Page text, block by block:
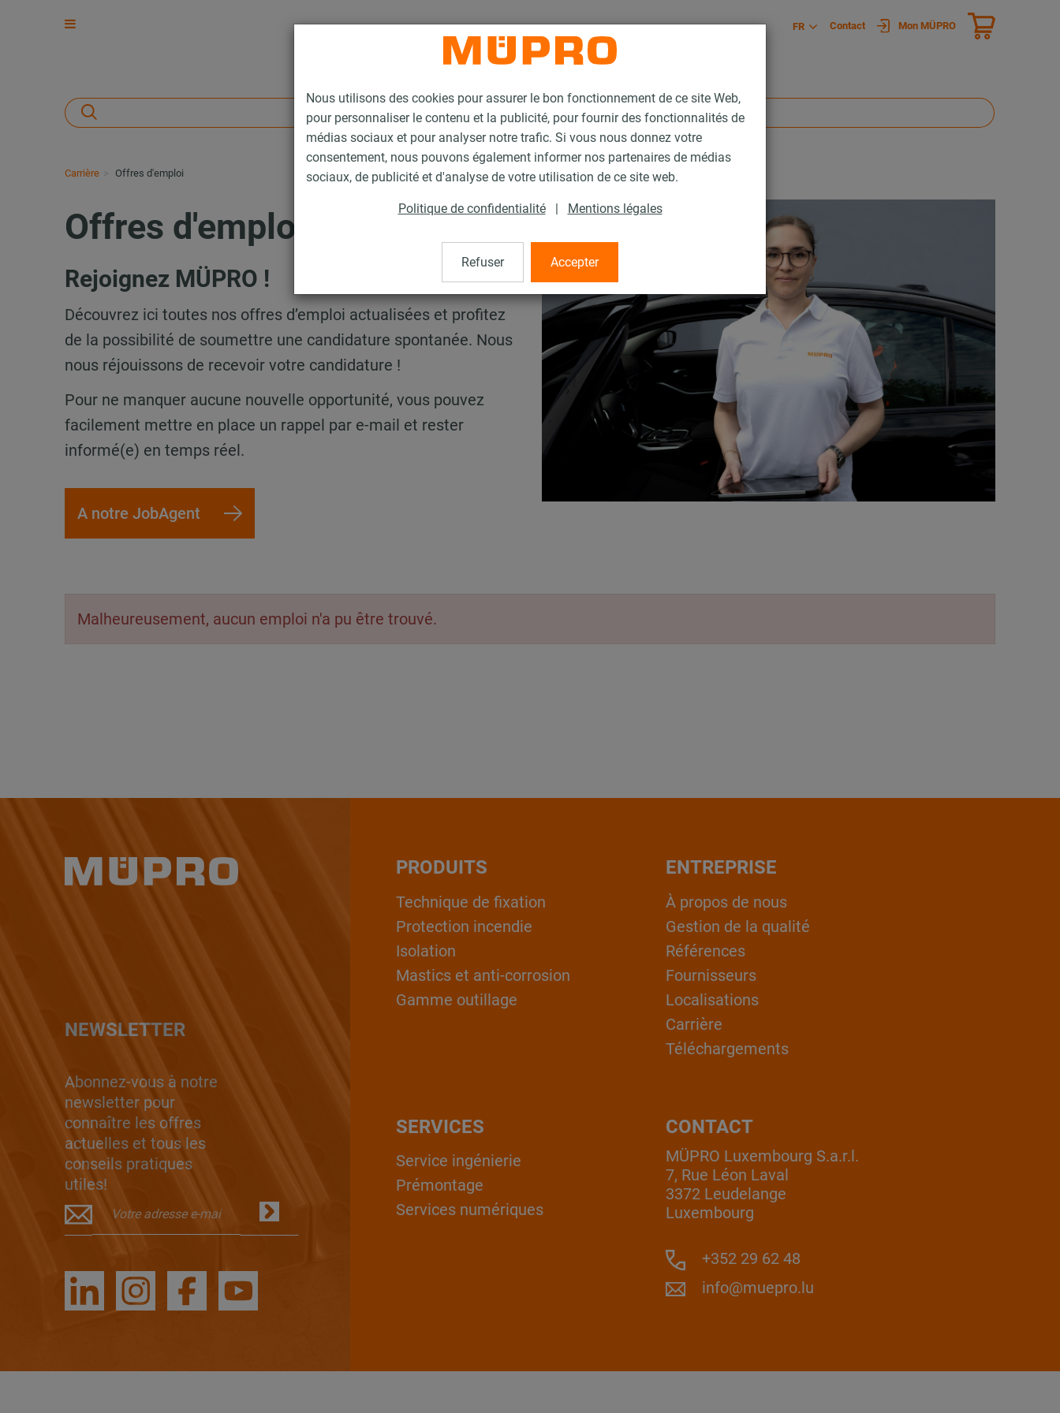
Nous utilisons des cookies pour assurer le bon fonctionnement de ce site Web,
pour personnaliser le contenu et la publicité, pour fournir des fonctionnalités de
médias sociaux et pour analyser notre trafic. Si vous nous donnez votre
consentement, nous pouvons également informer nos partenaires de médias
sociaux, de publicité et d'analyse de votre utilisation de ce site web.
Politique de confidentialité | Mentions légales
Refuser Accepter
FR Contact Mon MÜPRO
Carrière Offres d'emploi
Offres d'emploi
Rejoignez MÜPRO !
Découvrez ici toutes nos offres d’emploi actualisées et profitez
de la possibilité de soumettre une candidature spontanée. Nous
nous réjouissons de recevoir votre candidature !
Pour ne manquer aucune nouvelle opportunité, vous pouvez
facilement mettre en place un rappel par e-mail et rester
informé(e) en temps réel.
A notre JobAgent
Malheureusement, aucun emploi n'a pu être trouvé.
NEWSLETTER
Abonnez-vous à notre
newsletter pour
connaître les offres
actuelles et tous les
conseils pratiques
utiles!
PRODUITS
Technique de fixation
Protection incendie
Isolation
Mastics et anti-corrosion
Gamme outillage
ENTREPRISE
À propos de nous
Gestion de la qualité
Références
Fournisseurs
Localisations
Carrière
Téléchargements
CONTACT
MÜPRO Luxembourg S.a.r.l.
7, Rue Léon Laval
3372 Leudelange
Luxembourg
+352 29 62 48
info@muepro.lu
SERVICES
Service ingénierie
Prémontage
Services numériques